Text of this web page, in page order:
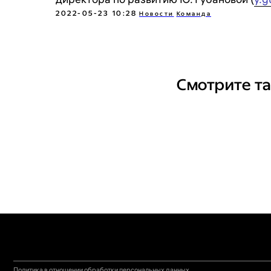
2022-05-23 10:28 Новости Команда
Смотрите